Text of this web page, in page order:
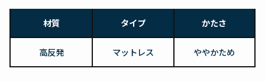
材質 タイプ かたさ
高反発 マットレス ややかため